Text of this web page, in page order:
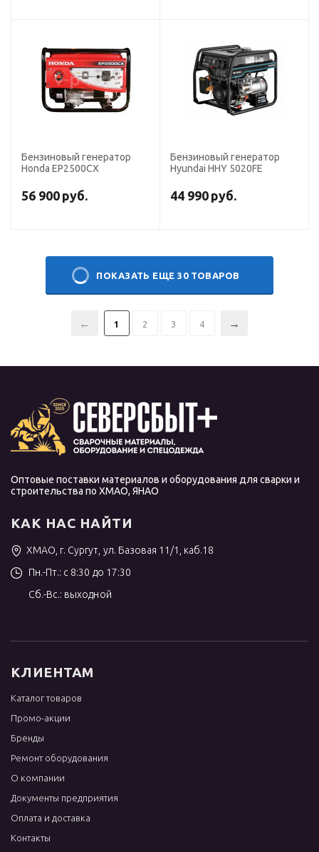
Бензиновый генератор
Honda EP2500CX
56 900 руб.
Бензиновый генератор
Hyundai HHY 5020FE
44 990 руб.
ПОКАЗАТЬ ЕЩЕ 30 ТОВАРОВ
1 2 3 4
Оптовые поставки материалов и оборудования для сварки и
строительства по ХМАО, ЯНАО
КАК НАС НАЙТИ
ХМАО, г. Сургут, ул. Базовая 11/1, каб.18
Пн.-Пт.: с 8:30 до 17:30
Сб.-Вс.: выходной
КЛИЕНТАМ
Каталог товаров
Промо-акции
Бренды
Ремонт оборудования
О компании
Документы предприятия
Оплата и доставка
Контакты